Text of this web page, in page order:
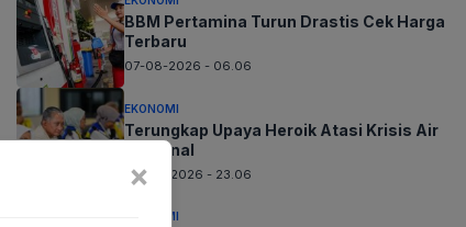
BBM Pertamina Turun Drastis Cek Harga
Terbaru
07-08-2026 - 06.06
EKONOMI
Terungkap Upaya Heroik Atasi Krisis Air
Nasional
06-08-2026 - 23.06
EKONOMI
×